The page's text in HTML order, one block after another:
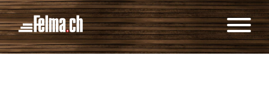
Panneau de gestion des cookies